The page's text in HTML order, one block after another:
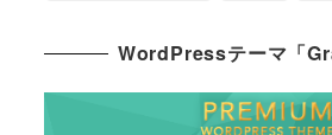
WordPressテーマ「